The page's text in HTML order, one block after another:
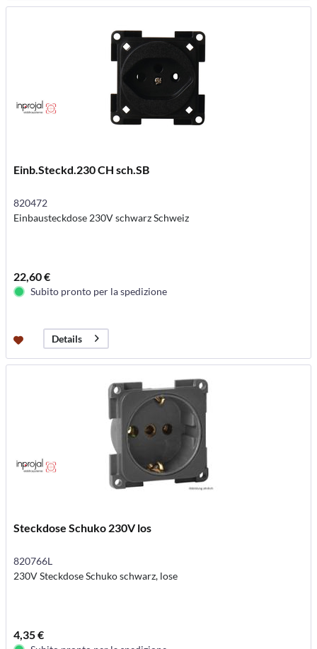
Einb.Steckd.230 CH sch.SB
820472
Einbausteckdose 230V schwarz Schweiz
22,60 €
Subito pronto per la spedizione
Details
Steckdose Schuko 230V los
820766L
230V Steckdose Schuko schwarz, lose
4,35 €